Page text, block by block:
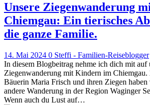
Unsere Ziegenwanderung
Chiemgau: Ein tierisches
die ganze Familie.
14. Mai 2024 0 Steffi - Familien-Reiseblogger
In diesem Blogbeitrag nehme ich dich mit auf
Ziegenwanderung mit Kindern im Chiemgau.
Bäuerin Maria Frisch und ihren Ziegen haben
andere Wanderung in der Region Waginger
Wenn auch du Lust auf…